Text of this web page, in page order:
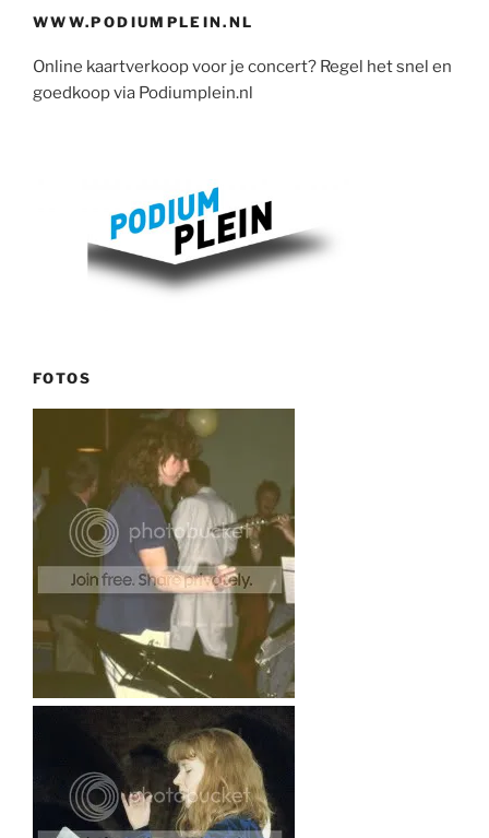
WWW.PODIUMPLEIN.NL
Online kaartverkoop voor je concert? Regel het snel en
goedkoop via Podiumplein.nl
FOTOS